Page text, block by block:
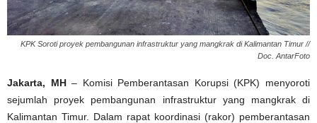
KPK Soroti proyek pembangunan infrastruktur yang mangkrak di Kalimantan Timur //
Doc. AntarFoto
Jakarta, MH– Komisi Pemberantasan Korupsi (KPK) menyoroti
sejumlah proyek pembangunan infrastruktur yang mangkrak di
Kalimantan Timur. Dalam rapat koordinasi (rakor) pemberantasan